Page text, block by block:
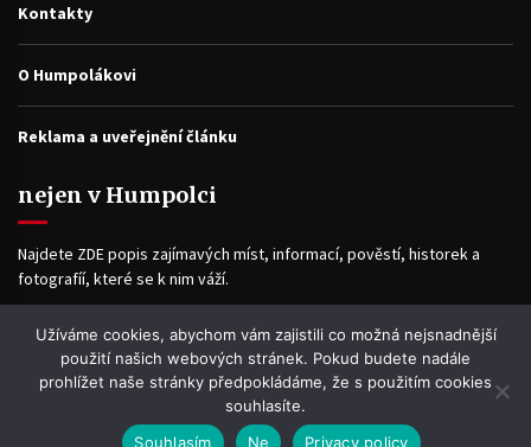
Kontakty
O Humpolákovi
Reklama a uveřejnění článku
nejen v Humpolci
Najdete ZDE popis zajímavých míst, informací, pověstí, historek a
fotografíí, které se k nim váží.
Facebook
Užíváme cookies, abychom vám zajistili co možná nejsnadnější
použití našich webových stránek. Pokud budete nadále
prohlížet naše stránky předpokládáme, že s použitím cookies
souhlasíte.
Souhlasím
Ne Privacy policy